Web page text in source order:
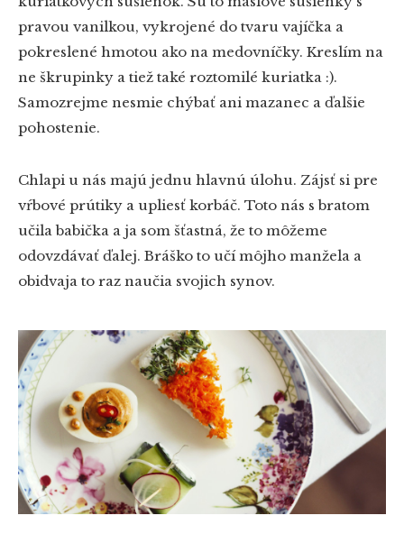
pravou vanilkou, vykrojené do tvaru vajíčka a
pokreslené hmotou ako na medovníčky. Kreslím na
ne škrupinky a tiež také roztomilé kuriatka :).
Samozrejme nesmie chýbať ani mazanec a ďalšie
pohostenie.
Chlapi u nás majú jednu hlavnú úlohu. Zájsť si pre
vŕbové prútiky a upliesť korbáč. Toto nás s bratom
učila babička a ja som šťastná, že to môžeme
odovzdávať ďalej. Bráško to učí môjho manžela a
obidvaja to raz naučia svojich synov.